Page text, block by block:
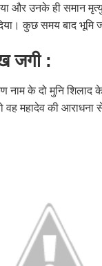
और उनके ही समान
कुछ समय बाद भूमि
जगी :
के दो मुनि शिलाद
वह महादेव की